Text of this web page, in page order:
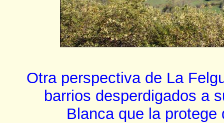
Otra perspectiva de La
barrios desperdigados a
Blanca que la